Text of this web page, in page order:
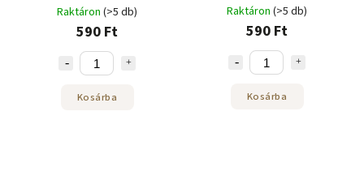
Raktáron (>5 db)
590 Ft
Kosárba
Raktáron (>5 db)
590 Ft
Kosárba